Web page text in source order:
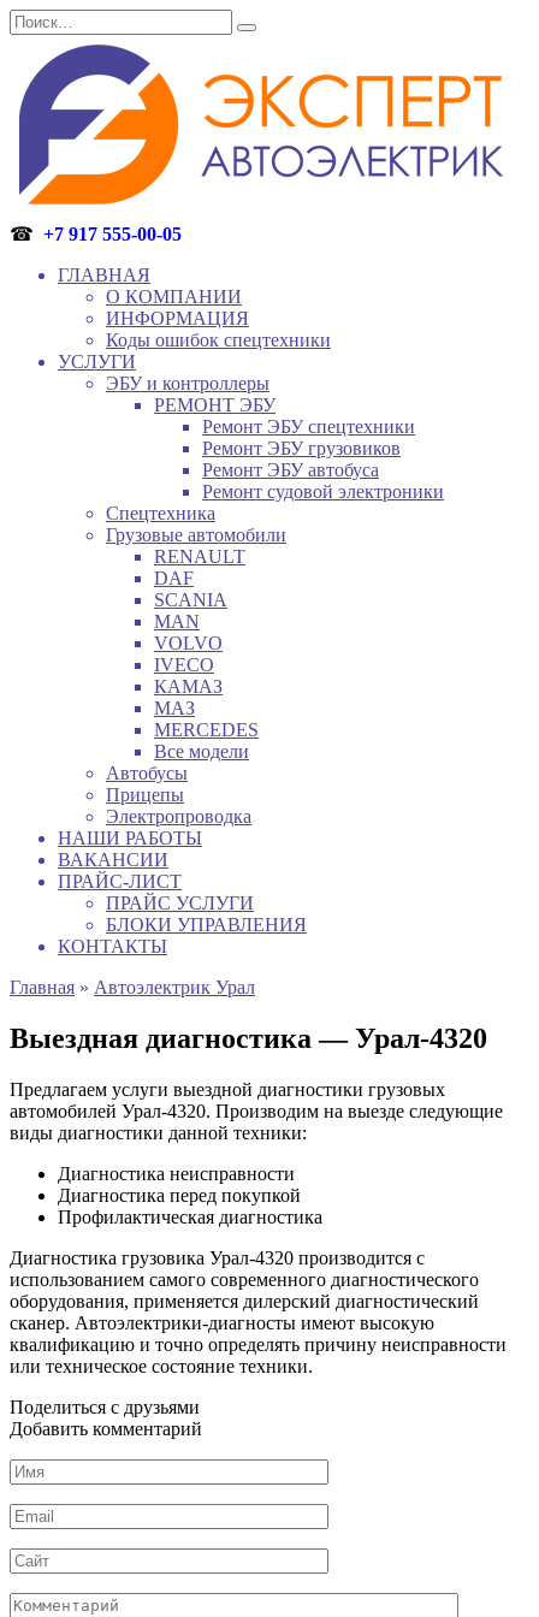
Перейти
к
содержанию
Search
for:
☎ +7 917 555-00-05
ГЛАВНАЯ
О КОМПАНИИ
ИНФОРМАЦИЯ
Коды ошибок спецтехники
УСЛУГИ
ЭБУ и контроллеры
РЕМОНТ ЭБУ
Ремонт ЭБУ спецтехники
Ремонт ЭБУ грузовиков
Ремонт ЭБУ автобуса
Ремонт судовой электроники
Спецтехника
Грузовые автомобили
RENAULT
DAF
SCANIA
MAN
VOLVO
IVECO
КАМАЗ
МАЗ
MERCEDES
Все модели
Автобусы
Прицепы
Электропроводка
НАШИ РАБОТЫ
ВАКАНСИИ
ПРАЙС-ЛИСТ
ПРАЙС УСЛУГИ
БЛОКИ УПРАВЛЕНИЯ
КОНТАКТЫ
Главная » Автоэлектрик Урал
Выездная диагностика — Урал-4320
Предлагаем услуги выездной диагностики грузовых
автомобилей Урал-4320. Производим на выезде следующие
виды диагностики данной техники:
Диагностика неисправности
Диагностика перед покупкой
Профилактическая диагностика
Диагностика грузовика Урал-4320 производится с
использованием самого современного диагностического
оборудования, применяется дилерский диагностический
сканер. Автоэлектрики-диагносты имеют высокую
квалификацию и точно определять причину неисправности
или техническое состояние техники.
Поделиться с друзьями
Добавить комментарий
Имя
*
Email
*
Сайт
Комментарий